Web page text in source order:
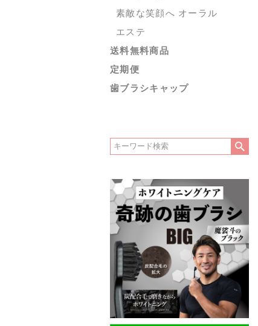
素敵な笑顔へ オーラル
エステ
送料無料商品
定期便
歯ブラシキャップ